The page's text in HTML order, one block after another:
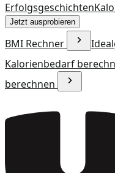
Erfolgsgeschichten
Jetzt ausprobieren
BMI Rechner
Kalorienbedarf
berechnen